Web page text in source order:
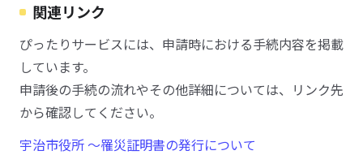
関連リンク
ぴったりサービスには、申請時における手続内容を掲載
しています。
申請後の手続の流れやその他詳細については、リンク先
から確認してください。
宇治市役所 〜罹災証明書の発行について